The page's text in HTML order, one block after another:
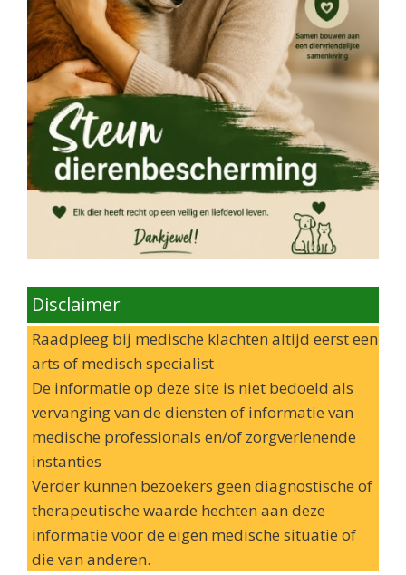
Disclaimer
Raadpleeg bij medische klachten altijd eerst een
arts of medisch specialist
De informatie op deze site is niet bedoeld als
vervanging van de diensten of informatie van
medische professionals en/of zorgverlenende
instanties
Verder kunnen bezoekers geen diagnostische of
therapeutische waarde hechten aan deze
informatie voor de eigen medische situatie of
die van anderen.